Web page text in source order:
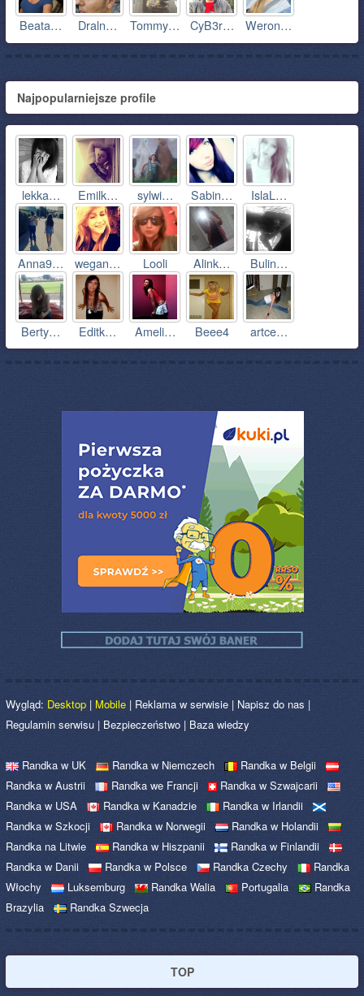
Beata… Draln… Tommy… CyB3r… Weron…
Najpopularniejsze profile
lekka… Emilk… sylwi… Sabin… IslaL…
Anna9… wegan… Looli Alink… Bulin…
Berty… Editk… Ameli… Beee4 artce…
Wygląd: Desktop | Mobile | Reklama w serwisie | Napisz do nas |
Regulamin serwisu | Bezpieczeństwo | Baza wiedzy
Randka w UK Randka w Niemczech
Randka w Belgii
Randka w Austrii
Randka we Francji
Randka w Szwajcarii
Randka w USA
Randka w Kanadzie
Randka w Irlandii
Randka w Szkocji
Randka w Norwegii
Randka w Holandii
Randka na Litwie
Randka w Hiszpanii
Randka w Finlandii
Randka w Danii
Randka w Polsce Randka Czechy
Randka
Włochy
Luksemburg Randka Walia Portugalia
Randka
Brazylia
Randka Szwecja
TOP